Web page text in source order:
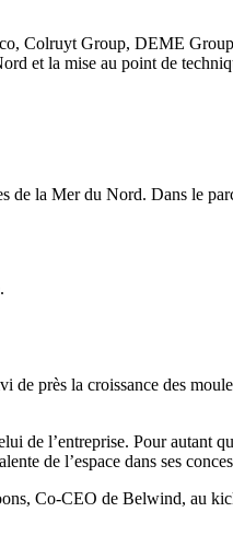
Colruyt Group, DEME
et la mise au point de
de la Mer du Nord. Dans le
de près la croissance des
de l’entreprise. Pour autant
de l’espace dans ses
Co-CEO de Belwind, au